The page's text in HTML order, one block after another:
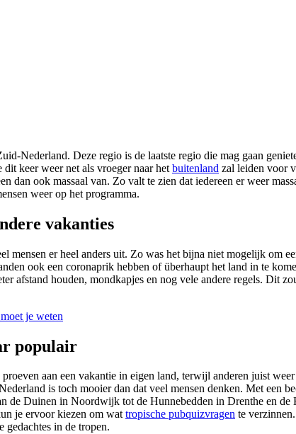
Nederland. Deze regio is de laatste regio die mag gaan
keer weer net als vroeger naar het buitenland zal leiden voor
dan ook massaal van. Zo valt te zien dat iedereen er weer
weer op het programma.
vakanties
mensen er heel anders uit. Zo was het bijna niet mogelijk om
ook een coronaprik hebben of überhaupt het land in te
afstand houden, mondkapjes en nog vele andere regels. Dit
je weten
populair
aan een vakantie in eigen land, terwijl anderen juist
is toch mooier dan dat veel mensen denken. Met een
de Duinen in Noordwijk tot de Hunnebedden in Drenthe en
je ervoor kiezen om wattropische pubquizvragen te
gedachtes in de tropen.